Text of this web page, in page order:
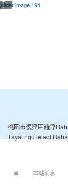
桃園市復興區羅浮
Tayal nqu lelaqi
本站消息